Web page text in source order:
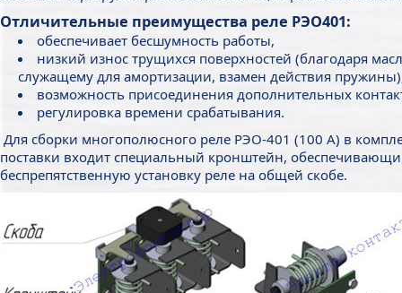
Отличительные преимущества реле РЭО401:
обеспечивает бесшумность работы,
низкий износ трущихся поверхностей (благодаря
служащему для амортизации, взамен действия
возможность присоединения дополнительных
регулировка времени срабатывания.
Для сборки многополюсного реле РЭО-401 (100 А) в
поставки входит специальный кронштейн,
беспрепятственную установку реле на общей скобе.